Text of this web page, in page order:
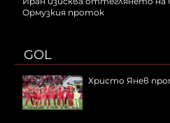
Ормузкия проток
GOL
Христо Янев